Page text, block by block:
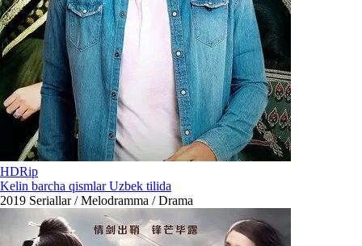
HDRip
Kelin barcha qismlar Uzbek tilida
2019 Seriallar / Melodramma / Drama